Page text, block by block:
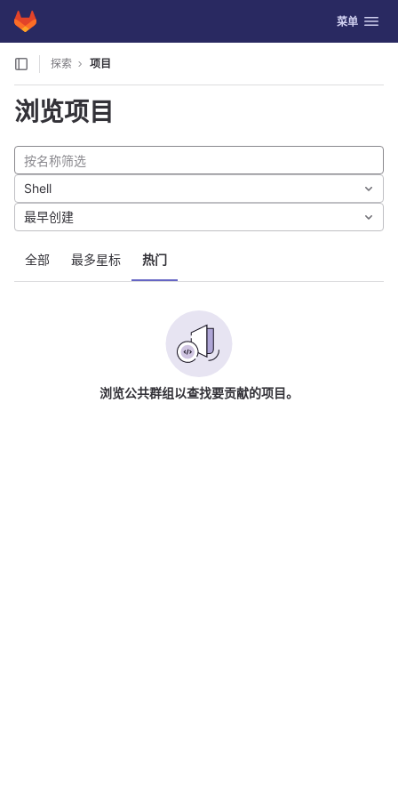
Skip to content
GitLab 切换导航
菜单
探索 项目
浏览项目
全部 最多星标 热门
Shell
最早创建
浏览公共群组以查找要贡献的项目。